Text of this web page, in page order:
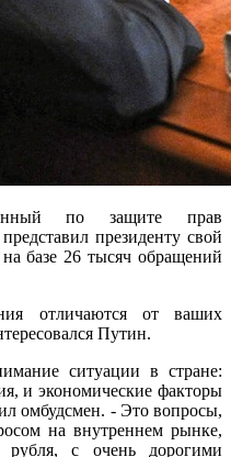
по защите прав
президенту свой
базе 26 тысяч обращений
отличаются от ваших
Путин.
ситуации в стране:
и экономические факторы
омбудсмен. - Это вопросы,
на внутреннем рынке,
рубля, с очень дорогими